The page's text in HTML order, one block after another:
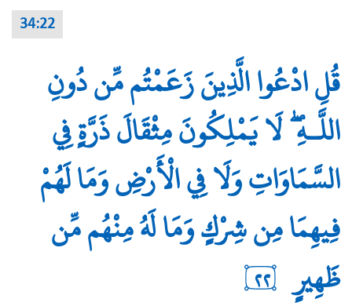
34:22
قُلِ ادْعُوا الَّذِينَ زَعَمْتُم مِّن دُونِ
اللَّـهِ ۖ لَا يَمْلِكُونَ مِثْقَالَ ذَرَّةٍ فِي
السَّمَاوَاتِ وَلَا فِي الْأَرْضِ وَمَا لَهُمْ
فِيهِمَا مِن شِرْكٍ وَمَا لَهُ مِنْهُم مِّن
ظَهِيرٍ ٢٢